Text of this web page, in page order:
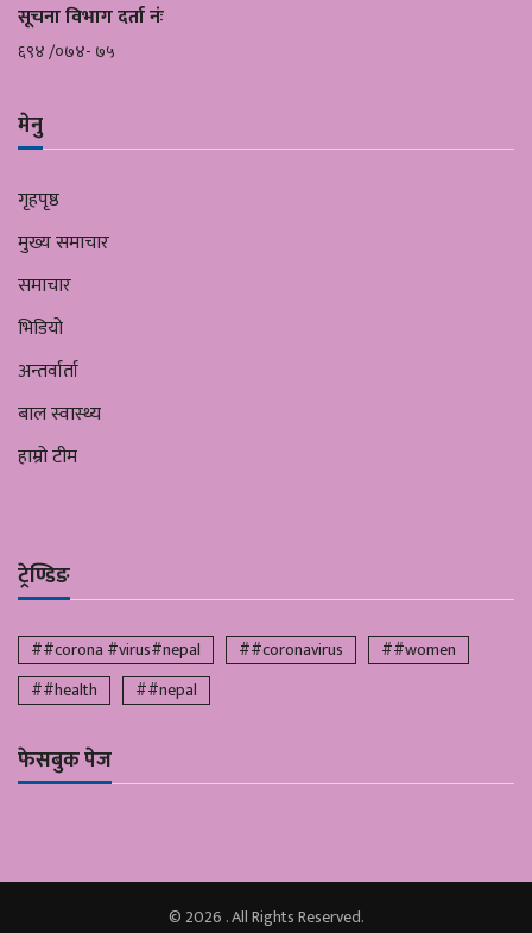
सूचना विभाग दर्ता नंः
६९४ /०७४- ७५
मेनु
गृहपृष्ठ
मुख्य समाचार
समाचार
भिडियो
अन्तर्वार्ता
बाल स्वास्थ्य
हाम्रो टीम
ट्रेण्डिङ
##corona #virus#nepal ##coronavirus
##women
##health
##nepal
फेसबुक पेज
© 2026 . All Rights Reserved.